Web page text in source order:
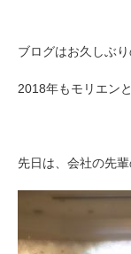
ブログはお久しぶ
2018年もモリエン
先日は、会社の先